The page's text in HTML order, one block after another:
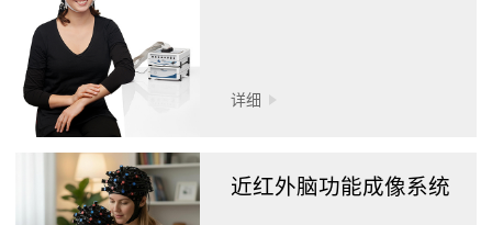
详细
近红外脑功能成像系统